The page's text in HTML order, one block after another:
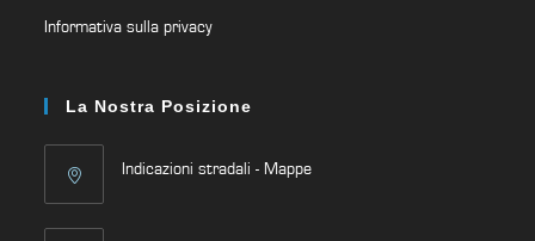
Informativa sulla privacy
La Nostra Posizione
Indicazioni stradali - Mappe